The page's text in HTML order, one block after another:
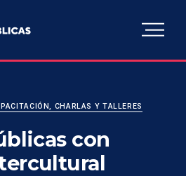
CHARLAS Y TALLERES
con